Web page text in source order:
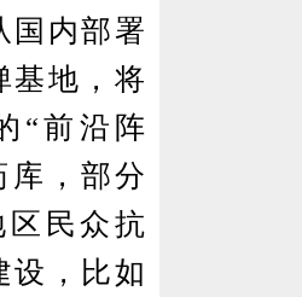
国内部署
基地，将
“前沿阵
库，部分
民众抗
设，比如